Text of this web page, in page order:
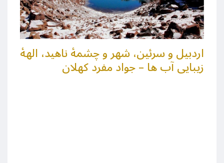
اردبیل و سرئین، شهر و چشمهٔ ناهید، الههٔ
زیبایی آب ها – جواد مفرد کهلان